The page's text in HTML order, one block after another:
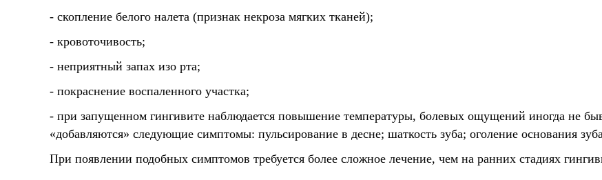
- скопление белого налета (признак некроза мягких тканей);
- кровоточивость;
- неприятный запах изо рта;
- покраснение воспаленного участка;
- при запущенном гингивите наблюдается повышение температуры, болевых ощущений иногда не
«добавляются» следующие симптомы: пульсирование в десне; шаткость зуба; оголение основания
При появлении подобных симптомов требуется более сложное лечение, чем на ранних стадиях